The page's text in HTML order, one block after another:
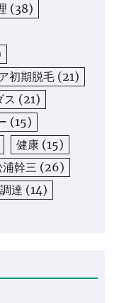
(38)
初期脱毛 (21)
ス (21)
(15)
健康 (15)
浦幹三 (26)
達 (14)